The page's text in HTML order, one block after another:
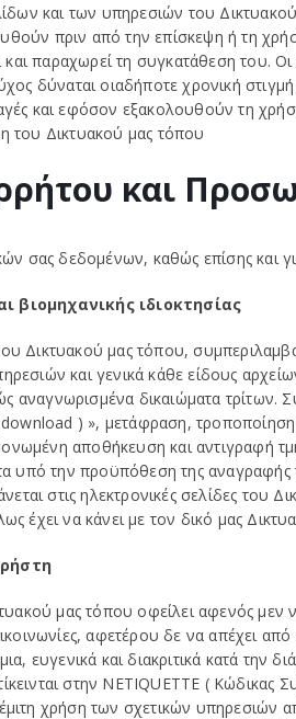
και των υπηρεσιών του
πριν από την επίσκεψη ή τη
και παραχωρεί τη συγκατάθεση του.
δύναται οιαδήποτε χρονική
και εφόσον εξακολουθούν τη
του Δικτυακού μας τόπου
και
σας δεδομένων, καθώς επίσης και
βιομηχανικής ιδιοκτησίας
Δικτυακού μας τόπου,
και γενικά κάθε είδους αρχείων
αναγνωρισμένα δικαιώματα
) », μετάφραση,
αποθήκευση και
υπό την προϋπόθεση της
στις ηλεκτρονικές σελίδες του
έχει να κάνει με τον δικό μας
μας τόπου οφείλει αφενός μεν
αφετέρου δε να απέχει
ευγενικά και διακριτικά κατά
στην NETIQUETTE ( Κώδικας
χρήση των σχετικών υπηρεσιών